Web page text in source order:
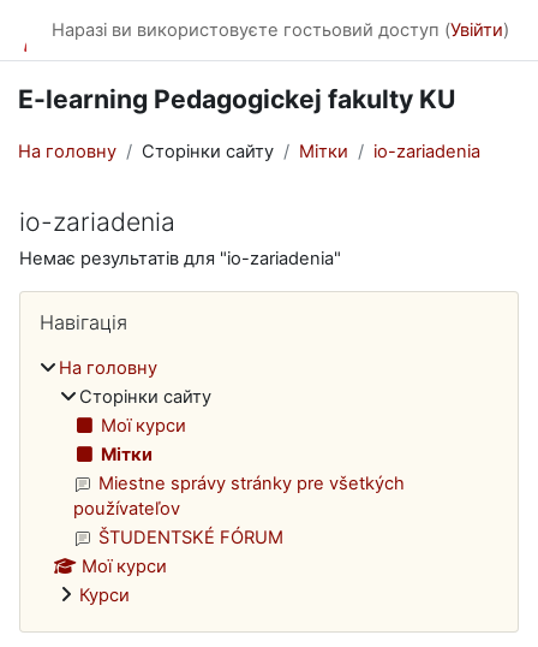
Наразі ви використовуєте гостьовий доступ (Увійти)
E-learning Pedagogickej fakulty KU
На головну Сторінки сайту Мітки io-zariadenia
io-zariadenia
Немає результатів для "io-zariadenia"
Блоки
Навігація
На головну
Сторінки сайту
Мої курси
Мітки
Miestne správy stránky pre všetkých
používateľov
ŠTUDENTSKÉ FÓRUM
Мої курси
Курси